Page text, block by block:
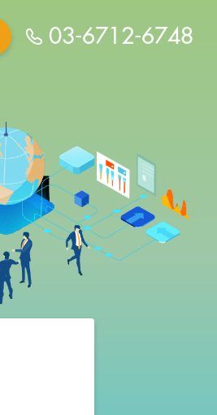
03-6712-6748